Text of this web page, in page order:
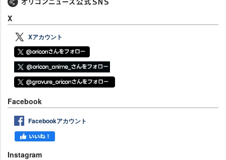
X
Xアカウント
Facebook
Facebookアカウント
Instagram